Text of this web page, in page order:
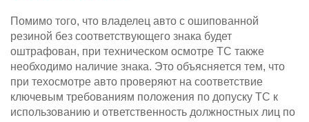
Помимо того, что владелец авто с ошипованной
резиной без соответствующего знака будет
оштрафован, при техническом осмотре ТС также
необходимо наличие знака. Это объясняется тем, что
при техосмотре авто проверяют на соответствие
ключевым требованиям положения по допуску ТС к
использованию и ответственность должностных лиц по